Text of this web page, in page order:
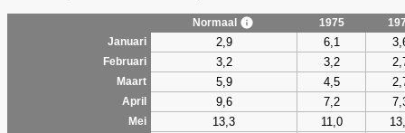
Normaal 1975
Januari
2,9 6,1
Februari 3,2 3,2
Maart 5,9 4,5
April 9,6 7,2
Mei 13,3 11,0